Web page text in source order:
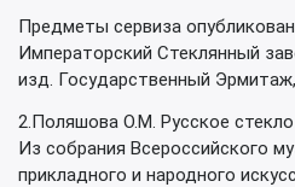
Предметы сервиза
Императорский Стеклянный
изд. Государственный
2.Поляшова О.М. Русское
Из собрания Всероссийского
прикладного и народного